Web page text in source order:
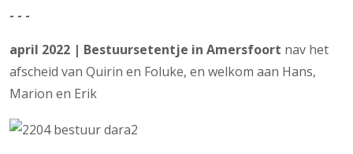
- - -
april 2022 | Bestuursetentje in Amersfoort nav het
afscheid van Quirin en Foluke, en welkom aan Hans,
Marion en Erik